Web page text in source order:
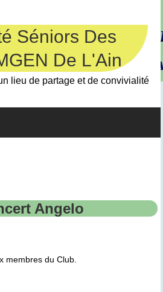
Séniors Des
De L'Ain
lieu de partage et de convivialité
Angelo
membres du Club.